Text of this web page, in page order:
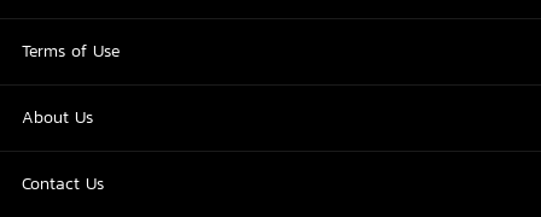
Terms of Use
About Us
Contact Us